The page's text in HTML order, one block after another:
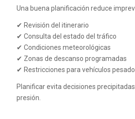
Una buena planificación reduce
✔ Revisión del itinerario
✔ Consulta del estado del tráfico
✔ Condiciones meteorológicas
✔ Zonas de descanso programadas
✔ Restricciones para vehículos
Planificar evita decisiones
presión.